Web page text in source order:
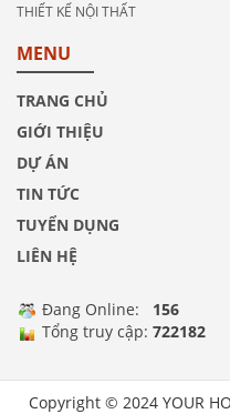
THIẾT KẾ NỘI THẤT
MENU
TRANG CHỦ
GIỚI THIỆU
DỰ ÁN
TIN TỨC
TUYỂN DỤNG
LIÊN HỆ
Đang Online:
156
Tổng truy cập: 722182
Copyright © 2024 YOUR